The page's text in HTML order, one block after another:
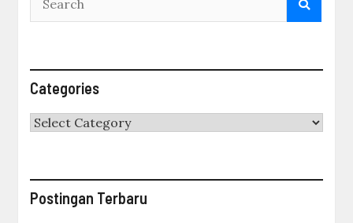
Categories
Categories
Postingan Terbaru